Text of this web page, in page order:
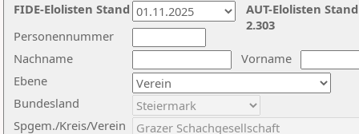
Nachname
Vorname
Ebene
Personennummer
Bundesland
Spgem./Kreis/Verein
AUT-Elolisten
2.303
FIDE-Elolisten Stand